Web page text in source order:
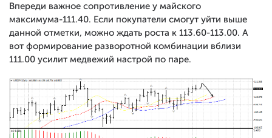
Впереди важное сопротивление у майского
максимума-111.40. Если покупатели смогут уйти выше
данной отметки, можно ждать роста к 113.60-113.00. А
вот формирование разворотной комбинации вблизи
111.00 усилит медвежий настрой по паре.